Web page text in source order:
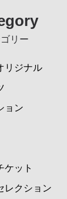
リー
リジナル
ョン
ケット
レクション